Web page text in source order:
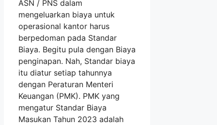
ASN / PNS dalam
mengeluarkan biaya untuk
operasional kantor harus
berpedoman pada Standar
Biaya. Begitu pula dengan Biaya
penginapan. Nah, Standar biaya
itu diatur setiap tahunnya
dengan Peraturan Menteri
Keuangan (PMK). PMK yang
mengatur Standar Biaya
Masukan Tahun 2023 adalah